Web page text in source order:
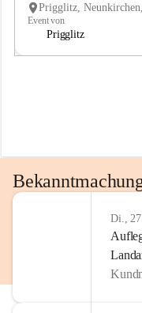
Event von
Prigglitz
Di.,